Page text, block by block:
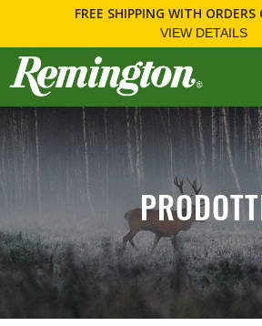
FREE SHIPPING WITH ORDERS
VIEW DETAILS
navigation